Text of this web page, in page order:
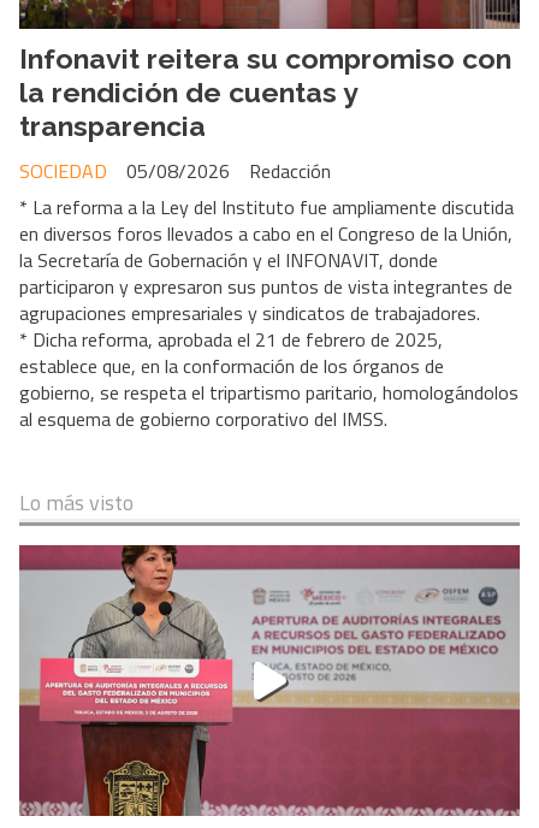
Infonavit reitera su compromiso con
la rendición de cuentas y
transparencia
Redacción
SOCIEDAD
05/08/2026
* La reforma a la Ley del Instituto fue ampliamente discutida
en diversos foros llevados a cabo en el Congreso de la Unión,
la Secretaría de Gobernación y el INFONAVIT, donde
participaron y expresaron sus puntos de vista integrantes de
agrupaciones empresariales y sindicatos de trabajadores.
* Dicha reforma, aprobada el 21 de febrero de 2025,
establece que, en la conformación de los órganos de
gobierno, se respeta el tripartismo paritario, homologándolos
al esquema de gobierno corporativo del IMSS.
Lo más visto